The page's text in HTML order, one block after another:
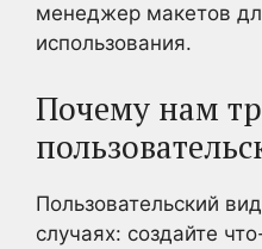
менеджер макетов
использования.
Почему нам
Пользовательский
случаях: создайте